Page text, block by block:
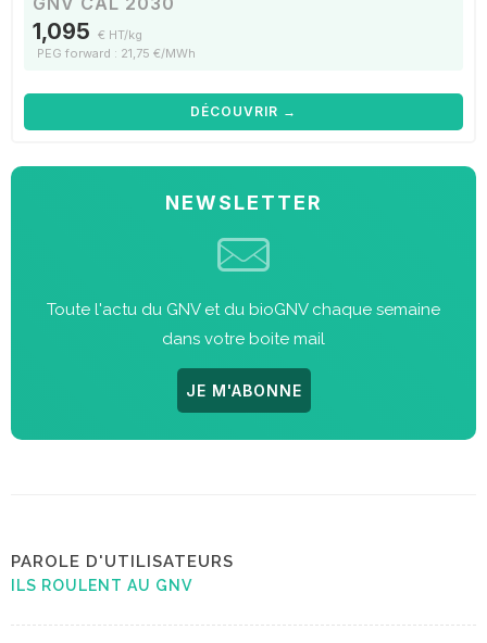
1,095 € HT/kg
PEG forward : 21,75 €/MWh
DÉCOUVRIR →
NEWSLETTER
Toute l'actu du GNV et du bioGNV chaque semaine
dans votre boite mail
JE M'ABONNE
PAROLE D'UTILISATEURS
ILS ROULENT AU GNV